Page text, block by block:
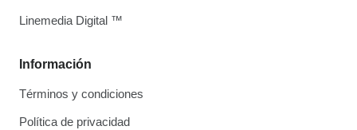
Información
Términos y condiciones
Política de privacidad
Linemedia Digital ™